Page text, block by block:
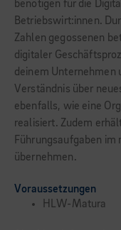
benötigen für die
Betriebswirt:innen.
Zahlen gegossenen
digitaler
deinem Unternehmen
Verständnis über
ebenfalls, wie eine
realisiert. Zudem
Führungsaufgaben
übernehmen.
Voraussetzungen
HLW-Matura